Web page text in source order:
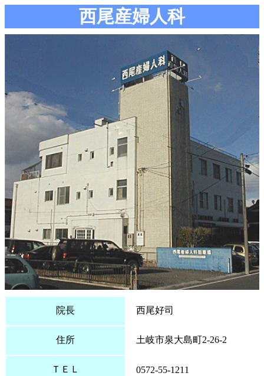
西尾産婦人科
院長 西尾好司
住所 土岐市泉大島町2-26-2
ＴＥＬ 0572-55-1211